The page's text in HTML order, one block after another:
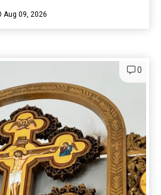
Aug 09, 2026
0